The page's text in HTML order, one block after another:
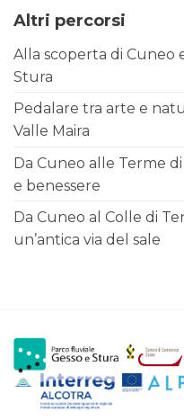
Altri percorsi
Alla scoperta di Cuneo
Stura
Pedalare tra arte e
Valle Maira
Da Cuneo alle Terme
e benessere
Da Cuneo al Colle di
un’antica via del sale